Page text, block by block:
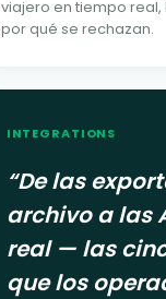
viajero en tiempo real,
por qué se rechazan.
INTEGRATIONS
“De las
archivo a las
real — las
que los